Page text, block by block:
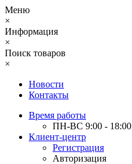
Меню
×
Информация
×
Поиск товаров
×
Новости
Контакты
Время работы
ПН-ВС 9:00 - 18:00
Клиент-центр
Регистрация
Авторизация